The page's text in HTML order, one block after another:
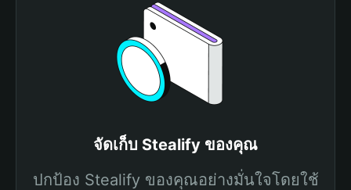
จัดเก็บ Stealify ของคุณ
ปกป้อง Stealify ของคุณอย่างมั่นใจโดยใช้